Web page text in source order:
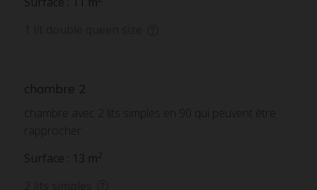
chambre 2
chambre avec 2 lits simples en 90 qui peuvent être
Surface : 13 m2